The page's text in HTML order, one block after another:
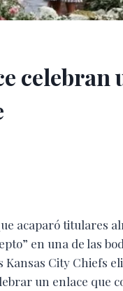
celebran
acaparó titulares
en una de las
Kansas City Chiefs
un enlace que